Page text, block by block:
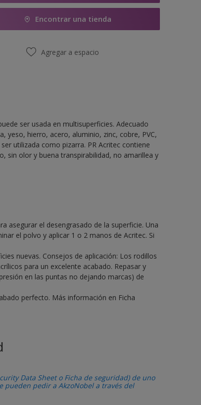
Encontrar una tienda
Agregar a espacio
ser usada en multisuperficies. Adecuado
yeso, hierro, acero, aluminio, zinc, cobre, PVC,
utilizada como pizarra. PR Acritec contiene
sin olor y buena transpirabilidad, no amarillea y
asegurar el desengrasado de la superficie. Una
el polvo y aplicar 1 o 2 manos de Acritec. Si
nuevas. Consejos de aplicación: Los rodillos
para un excelente acabado. Repasar y
en las puntas no dejando marcas) de
perfecto. Más información en Ficha
Data Sheet o Ficha de seguridad) de uno
pueden pedir a AkzoNobel a través del